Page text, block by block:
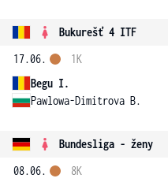
Bukurešť 4 ITF
17.06.
Begu I.
Pawlowa-Dimitrova B.
1K
Bundesliga - ženy
08.06.
8K